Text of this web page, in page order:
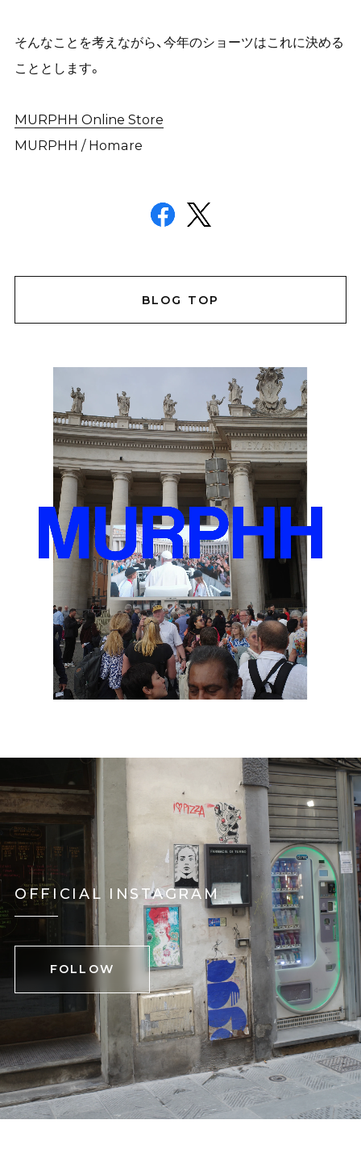
そんなことを考えながら、今年のショーツはこれに決める
こととします。
MURPHH Online Store
MURPHH / Homare
BLOG TOP
OFFICIAL INSTAGRAM
FOLLOW